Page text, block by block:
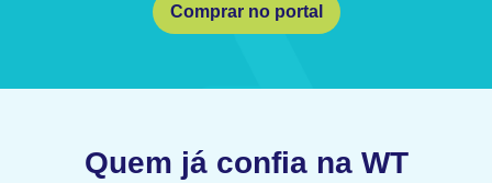
Comprar no portal
Quem já confia na WT